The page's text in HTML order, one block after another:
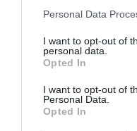
Please note that this
not limited to your visit
grant or deny consent to
use your data for below
consent section.
Personal Data
I want to opt-out of
personal data.
Opted In
I want to opt-out of
Personal Data.
Opted In